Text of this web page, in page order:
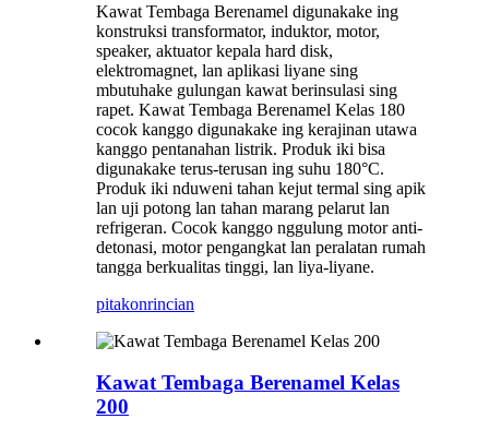
Kawat Tembaga Berenamel digunakake ing
konstruksi transformator, induktor, motor,
speaker, aktuator kepala hard disk,
elektromagnet, lan aplikasi liyane sing
mbutuhake gulungan kawat berinsulasi sing
rapet. Kawat Tembaga Berenamel Kelas 180
cocok kanggo digunakake ing kerajinan utawa
kanggo pentanahan listrik. Produk iki bisa
digunakake terus-terusan ing suhu 180°C.
Produk iki nduweni tahan kejut termal sing apik
lan uji potong lan tahan marang pelarut lan
refrigeran. Cocok kanggo nggulung motor anti-
detonasi, motor pengangkat lan peralatan rumah
tangga berkualitas tinggi, lan liya-liyane.
pitakonrincian
Kawat Tembaga Berenamel Kelas
200